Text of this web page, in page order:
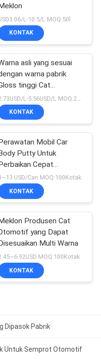
L-10.5/L MOQ:50l
KONTAK
asli yang sesuai
warna pabrik
tinggi Cat
mobil berwarna
terang
KONTAK
Mobil Car
Putty Untuk
Cepat
USD/Can MOQ:100Kotak
KONTAK
Meklon Produsen Cat
yang Dapat
Disesuaikan Multi Warna
MOQ:100Kotak
KONTAK
Dipasok Pabrik
Untuk Semprot Otomotif